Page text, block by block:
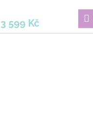
3 599 Kč